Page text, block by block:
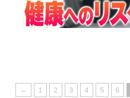
← 1 2 3 4 5 6